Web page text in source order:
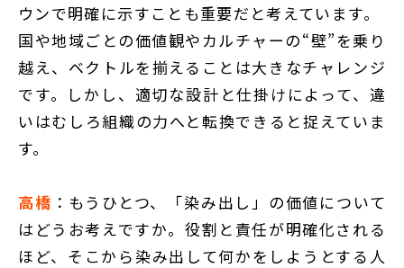
ウンで明確に示すことも重要だと考えています。
国や地域ごとの価値観やカルチャーの“壁”を乗り
越え、ベクトルを揃えることは大きなチャレンジ
です。しかし、適切な設計と仕掛けによって、違
いはむしろ組織の力へと転換できると捉えていま
す。
高橋 ：もうひとつ、「染み出し」の価値について
はどうお考えですか。役割と責任が明確化される
ほど、そこから染み出して何かをしようとする人